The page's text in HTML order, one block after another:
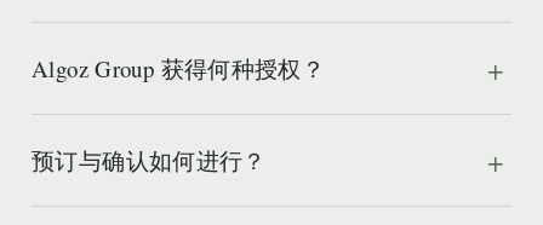
Algoz Group 获得何种授权？
预订与确认如何进行？